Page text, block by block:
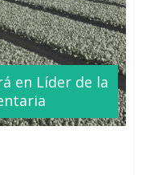
en Líder de la